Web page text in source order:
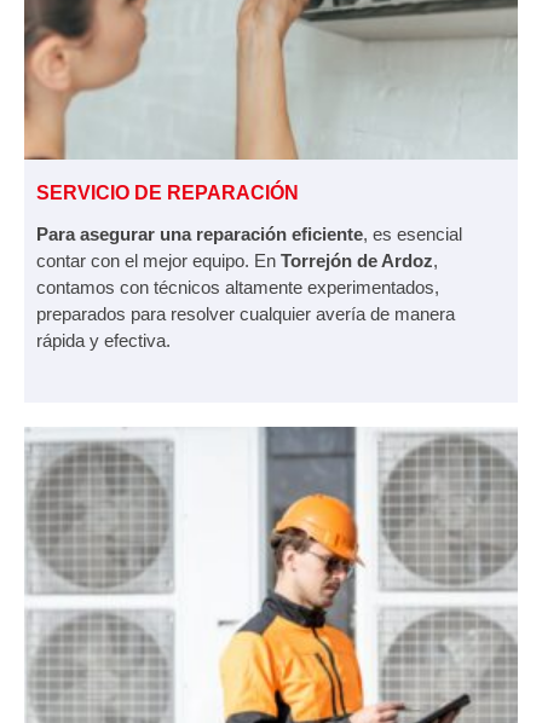
SERVICIO DE REPARACIÓN
Para asegurar una reparación eficiente, es esencial
contar con el mejor equipo. En Torrejón de Ardoz,
contamos con técnicos altamente experimentados,
preparados para resolver cualquier avería de manera
rápida y efectiva.